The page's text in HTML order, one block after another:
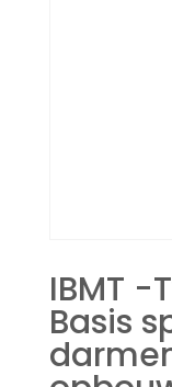
IBMT -
Basis